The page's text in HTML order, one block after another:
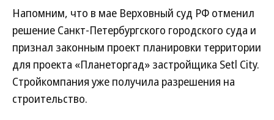
Напомним, что в мае Верховный суд РФ отменил
решение Санкт-Петербургского городского суда и
признал законным проект планировки территории
для проекта «Планеторгад» застройщика Setl City.
Стройкомпания уже получила разрешения на
строительство.